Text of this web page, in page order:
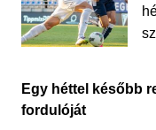
Egy héttel később
fordulóját